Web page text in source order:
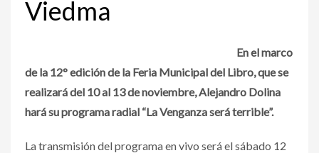
Viedma
En el marco
de la 12° edición de la Feria Municipal del Libro, que se
realizará del 10 al 13 de noviembre, Alejandro Dolina
hará su programa radial “La Venganza será terrible”.
La transmisión del programa en vivo será el sábado 12